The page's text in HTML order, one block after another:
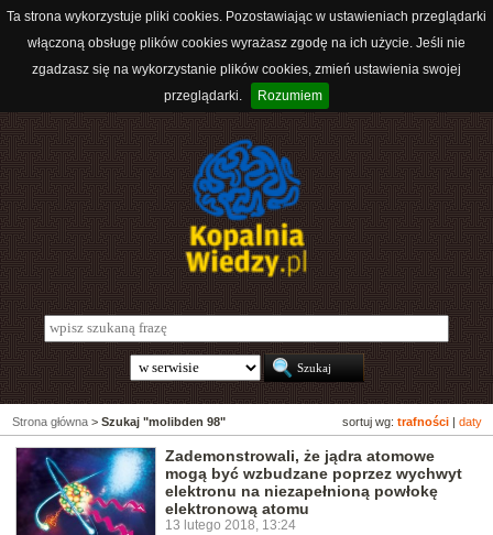
Ta strona wykorzystuje pliki cookies. Pozostawiając w ustawieniach przeglądarki
włączoną obsługę plików cookies wyrażasz zgodę na ich użycie. Jeśli nie
zgadzasz się na wykorzystanie plików cookies, zmień ustawienia swojej
przeglądarki.
Rozumiem
sortuj wg: trafności daty
Strona główna > Szukaj "molibden 98"
Zademonstrowali, że jądra atomowe
mogą być wzbudzane poprzez wychwyt
elektronu na niezapełnioną powłokę
elektronową atomu
13 lutego 2018, 13:24